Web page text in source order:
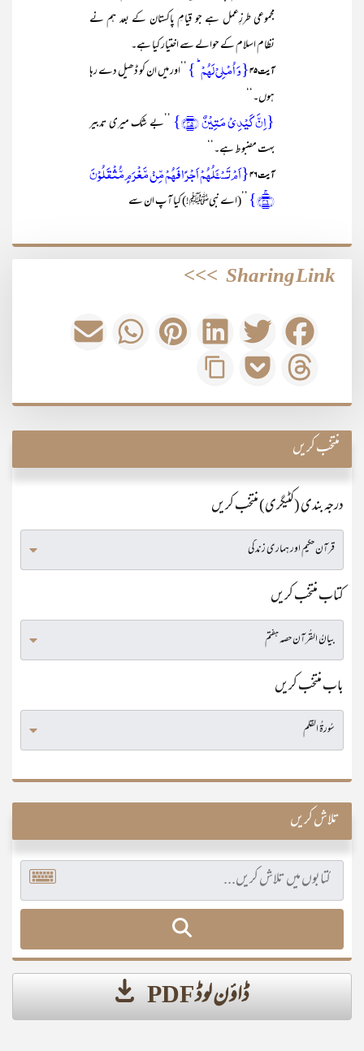
مجموعی طرزِعمل ہے جو قیامِ پاکستان کے بعد ہم نے
نظام اسلام کے حوالے سے اختیار کیا ہے۔
آیت ۴۵ {وَ اُمۡلِیۡ لَہُمۡ ؕ } ’’اور میں ان کو ڈھیل دے رہا
ہوں۔‘‘
{اِنَّ کَیۡدِیۡ مَتِیۡنٌ ﴿۴۵﴾}
’’بے شک میری تدبیر
بہت مضبوط ہے۔‘‘
آیت ۴۶ {اَمۡ تَسۡـَٔلُہُمۡ اَجۡرًا فَہُمۡ مِّنۡ مَّغۡرَمٍ مُّثۡقَلُوۡنَ
﴿ۚ۴۶﴾}
’’(اے نبیﷺ!) کیا آپ ان سے
Sharing Link
>>>
منتخب کریں
درجہ بندی (کٹیگری) منتخب کریں
کتاب منتخب کریں
باب منتخب کریں
تلاش کریں
ڈاؤن لوڈ PDF